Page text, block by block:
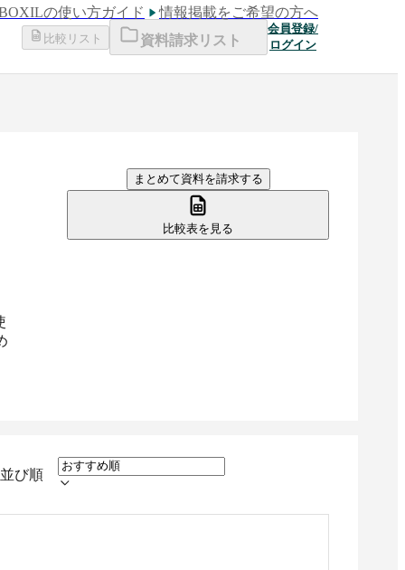
の使い方ガイド
情報掲載をご希望の方へ
比較リスト 資料請求リスト
会員登録/
ログイン
まとめて資料を請求する
比較表を見る
並び順